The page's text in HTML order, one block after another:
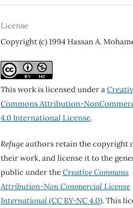
License
Copyright (c) 1994 Hassan A.
This work is licensed under a
Commons Attribution-
4.0 International License.
Refugeauthors retain the copyright
their work, and license it to the
public under theCreative Commons
Attribution-Non Commercial License
International(CC BY-NC 4.0). This